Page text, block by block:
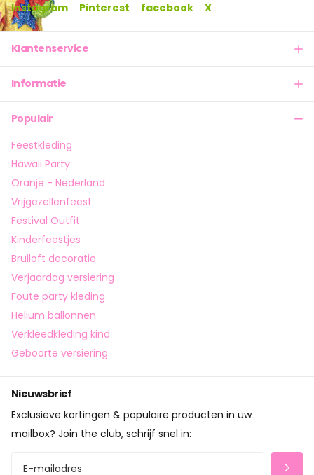
Instagram Pinterest facebook X
Klantenservice
Informatie
Populair
Feestkleding
Hawaii Party
Oranje - Nederland
Vrijgezellenfeest
Festival Outfit
Kinderfeestjes
Bruiloft decoratie
Verjaardag versiering
Foute party kleding
Helium ballonnen
Verkleedkleding kind
Geboorte versiering
Nieuwsbrief
Exclusieve kortingen & populaire producten in uw
mailbox? Join the club, schrijf snel in: